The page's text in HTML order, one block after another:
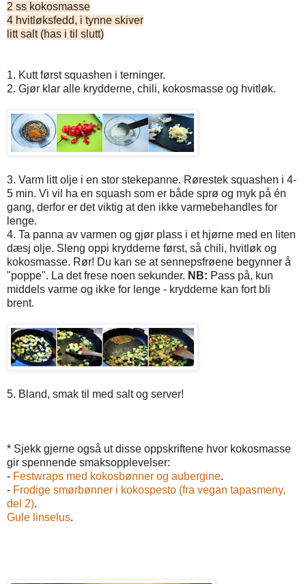
2 ss kokosmasse
4 hvitløksfedd, i tynne skiver
litt salt (has i til slutt)
1. Kutt først squashen i terninger.
2. Gjør klar alle krydderne, chili, kokosmasse og hvitløk.
3. Varm litt olje i en stor stekepanne. Rørestek squashen i 4-
5 min. Vi vil ha en squash som er både sprø og myk på én
gang, derfor er det viktig at den ikke varmebehandles for
lenge.
4. Ta panna av varmen og gjør plass i et hjørne med en liten
dæsj olje. Sleng oppi krydderne først, så chili, hvitløk og
kokosmasse. Rør! Du kan se at sennepsfrøene begynner å
"poppe". La det frese noen sekunder. NB: Pass på, kun
middels varme og ikke for lenge - krydderne kan fort bli
brent.
5. Bland, smak til med salt og server!
* Sjekk gjerne også ut disse oppskriftene hvor kokosmasse
gir spennende smaksopplevelser:
- Festwraps med kokosbønner og aubergine.
- Frodige smørbønner i kokospesto (fra vegan tapasmeny,
del 2).
Gule linselus.